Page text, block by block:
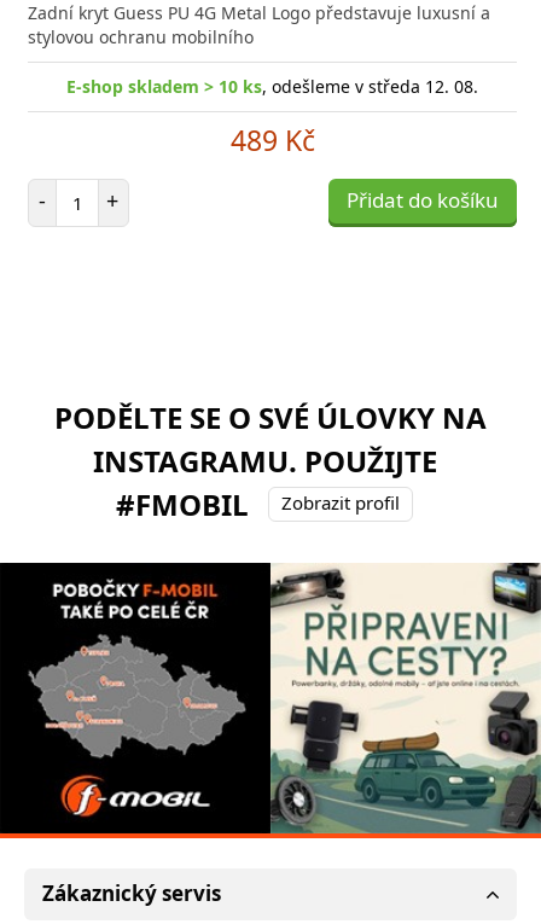
Zadní kryt Guess PU 4G Metal Logo představuje luxusní a
stylovou ochranu mobilního
E-shop skladem > 10 ks, odešleme v středa 12. 08.
489 Kč
- Počet položek
+ Přidat do košíku
PODĚLTE SE O SVÉ ÚLOVKY NA
INSTAGRAMU. POUŽIJTE
#FMOBIL
Zobrazit profil
Zákaznický servis